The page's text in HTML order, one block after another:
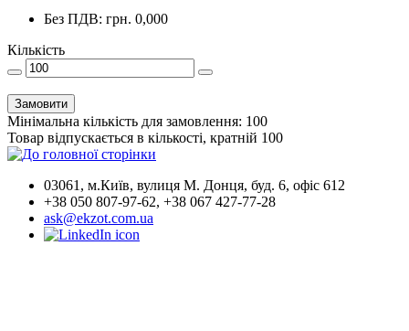
Без ПДВ: грн. 0,000
Кількість
Замовити
Мінімальна кількість для замовлення: 100
Товар відпускається в кількості, кратній 100
03061, м.Київ, вулиця М. Донця, буд. 6, офіс 612
+38 050 807-97-62, +38 067 427-77-28
ask@ekzot.com.ua